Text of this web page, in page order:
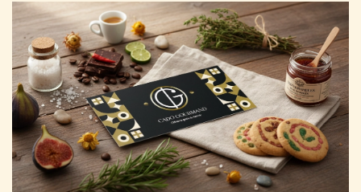
Rejoindre l'aventure, c'est choisir de faire rayonner votre
savoir-faire au cœur d'une communauté de passionnés.